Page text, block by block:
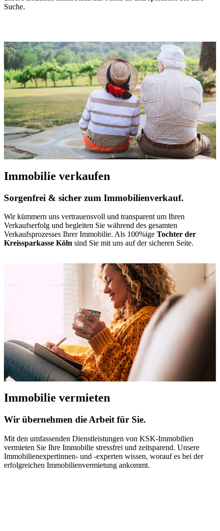
Suche.
Immobilie verkaufen
Sorgenfrei & sicher zum Immobilienverkauf.
Wir kümmern uns vertrauensvoll und transparent um Ihren
Verkaufserfolg und begleiten Sie während des gesamten
Verkaufsprozesses Ihrer Immobilie. Als 100%ige Tochter der
Kreissparkasse Köln sind Sie mit uns auf der sicheren Seite.
Immobilie vermieten
Wir übernehmen die Arbeit für Sie.
Mit den umfassenden Dienstleistungen von KSK-Immobilien
vermieten Sie Ihre Immobilie stressfrei und zeitsparend. Unsere
Immobilienexpertinnen- und -experten wissen, worauf es bei der
erfolgreichen Immobilienvermietung ankommt.